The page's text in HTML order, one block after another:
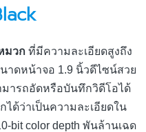
มวก ที่มีความละเอียดสูงถึง
าดหน้าจอ 1.9 นิ้วดีไซน์สวย
มารถอัดหรือบันทึกวิดีโอได้
ได้ว่าเป็นความละเอียดใน
bit color depth พันล้านเฉด